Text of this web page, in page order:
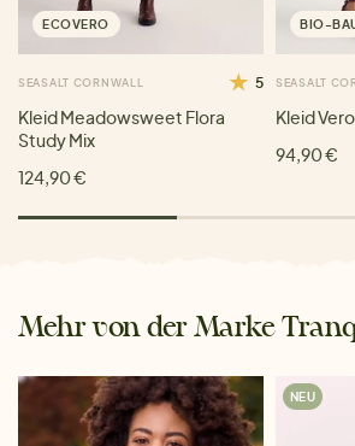
ECOVERO
SEASALT CORNWALL 5
Kleid Meadowsweet Flora
Study Mix
124,90 €
BIO-
SEASALT
Kleid
94,90 €
Mehr von der Marke
NEU